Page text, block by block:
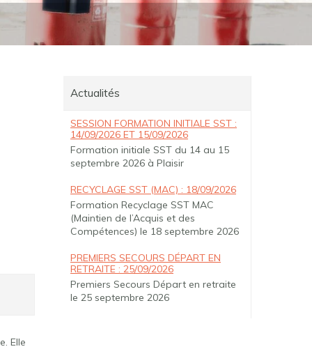
Elle
Actualités
SESSION FORMATION INITIALE SST :
14/09/2026 ET 15/09/2026
Formation initiale SST du 14 au 15
septembre 2026 à Plaisir
RECYCLAGE SST (MAC) : 18/09/2026
Formation Recyclage SST MAC
(Maintien de l’Acquis et des
Compétences) le 18 septembre 2026
PREMIERS SECOURS DÉPART EN
RETRAITE : 25/09/2026
Premiers Secours Départ en retraite
le 25 septembre 2026